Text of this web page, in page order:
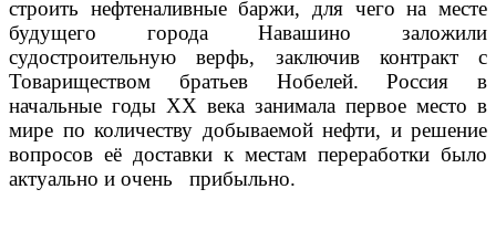
строить нефтеналивные баржи, для чего на месте
будущего города Навашино заложили
судостроительную верфь, заключив контракт с
Товариществом братьев Нобелей. Россия в
начальные годы ХХ века занимала первое место в
мире по количеству добываемой нефти, и решение
вопросов её доставки к местам переработки было
актуально и очень прибыльно.